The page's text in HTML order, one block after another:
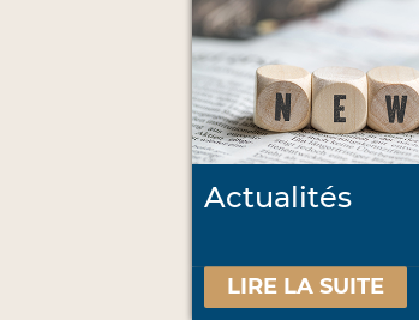
Actualités
LIRE LA SUITE